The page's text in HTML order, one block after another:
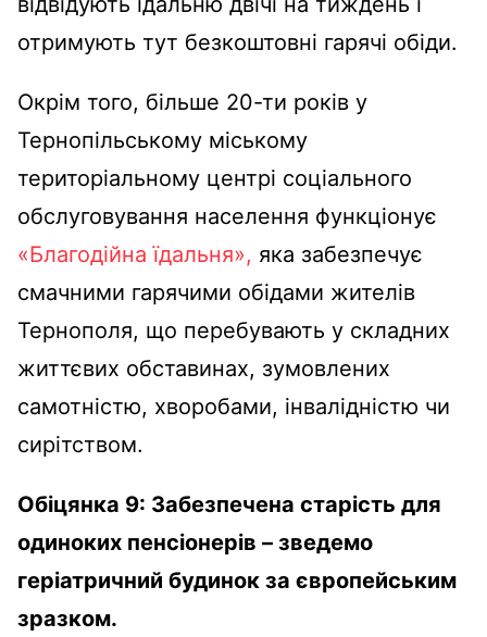
отримують тут безкоштовні гарячі обіди.
Окрім того, більше 20-ти років у
Тернопільському міському
територіальному центрі соціального
обслуговування населення функціонує
«Благодійна їдальня», яка забезпечує
смачними гарячими обідами жителів
Тернополя, що перебувають у складних
життєвих обставинах, зумовлених
самотністю, хворобами, інвалідністю чи
сирітством.
Обіцянка 9: Забезпечена старість для
одиноких пенсіонерів – зведемо
геріатричний будинок за європейським
зразком.